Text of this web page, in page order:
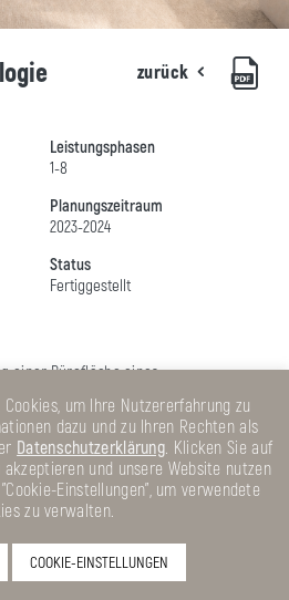
zurück
Leistungsphasen
1-8
Planungszeitraum
2023-2024
Status
Fertiggestellt
einer Bürofläche eines
einegynäkologische Praxis. Ein
klare und reduzierte aberweiche
Aufenthaltsqualität der Patienten ,
geschwungner Wandscheiben
präzise ausgearbeitete
ermöglichte, die mit
ereichbar war.
um Ihre Nutzererfahrung zu
dazu und zu Ihren Rechten als
Datenschutzerklärung . Klicken Sie auf
akzeptieren und unsere Website nutzen
Einstellungen", um verwendete
zu verwalten.
COOKIE-EINSTELLUNGEN